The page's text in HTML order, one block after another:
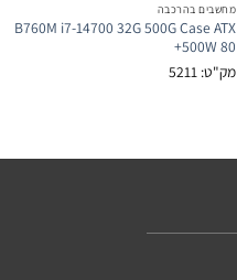
מחשבים בהרכבה
B760M i7-14700 32G 500G Case ATX
500W 80+
מק"ט: 5211